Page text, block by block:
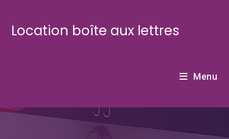
content
Location boîte aux lettres
Menu